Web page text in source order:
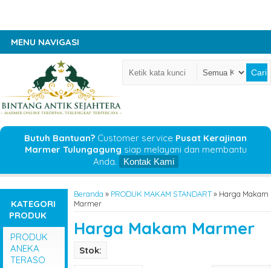
MENU NAVIGASI
Cari
Butuh Bantuan? Customer service Pusat Kerajinan
Marmer Tulungagung siap melayani dan membantu
Anda.
Kontak Kami
Beranda » PRODUK MAKAM STANDART» Harga Makam
Marmer
Harga Makam Marmer
Stok:
KATEGORI
PRODUK
PRODUK
ANEKA
TERASO